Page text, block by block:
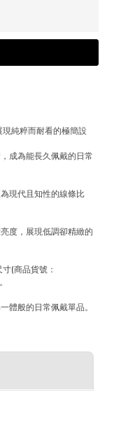
純粹而耐看的極簡設
成為能長久佩戴的日常
現代且知性的線條比
度，展現低調卻精緻的
(商品貨號：
體般的日常佩戴單品。